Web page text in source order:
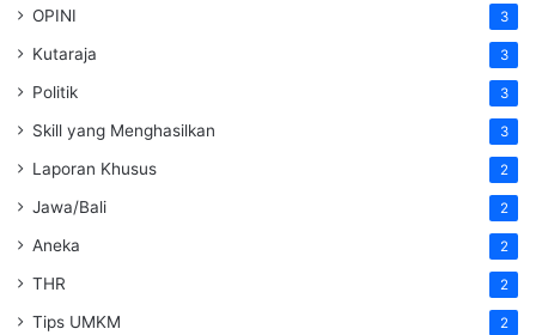
OPINI 3
Kutaraja 3
Politik 3
Skill yang Menghasilkan 3
Laporan Khusus 2
Jawa/Bali 2
Aneka 2
THR 2
Tips UMKM 2